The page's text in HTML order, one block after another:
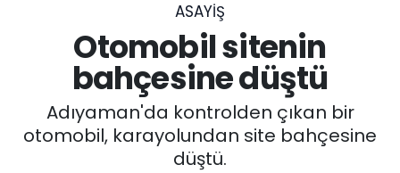
ASAYİŞ
Otomobil sitenin
bahçesine düştü
Adıyaman'da kontrolden çıkan bir
otomobil, karayolundan site bahçesine
düştü.
ASAYİŞ
SİYASET
Trafik Durumu
Süper Lig Puan Durumu ve Fikstür
Tüm Manşetler